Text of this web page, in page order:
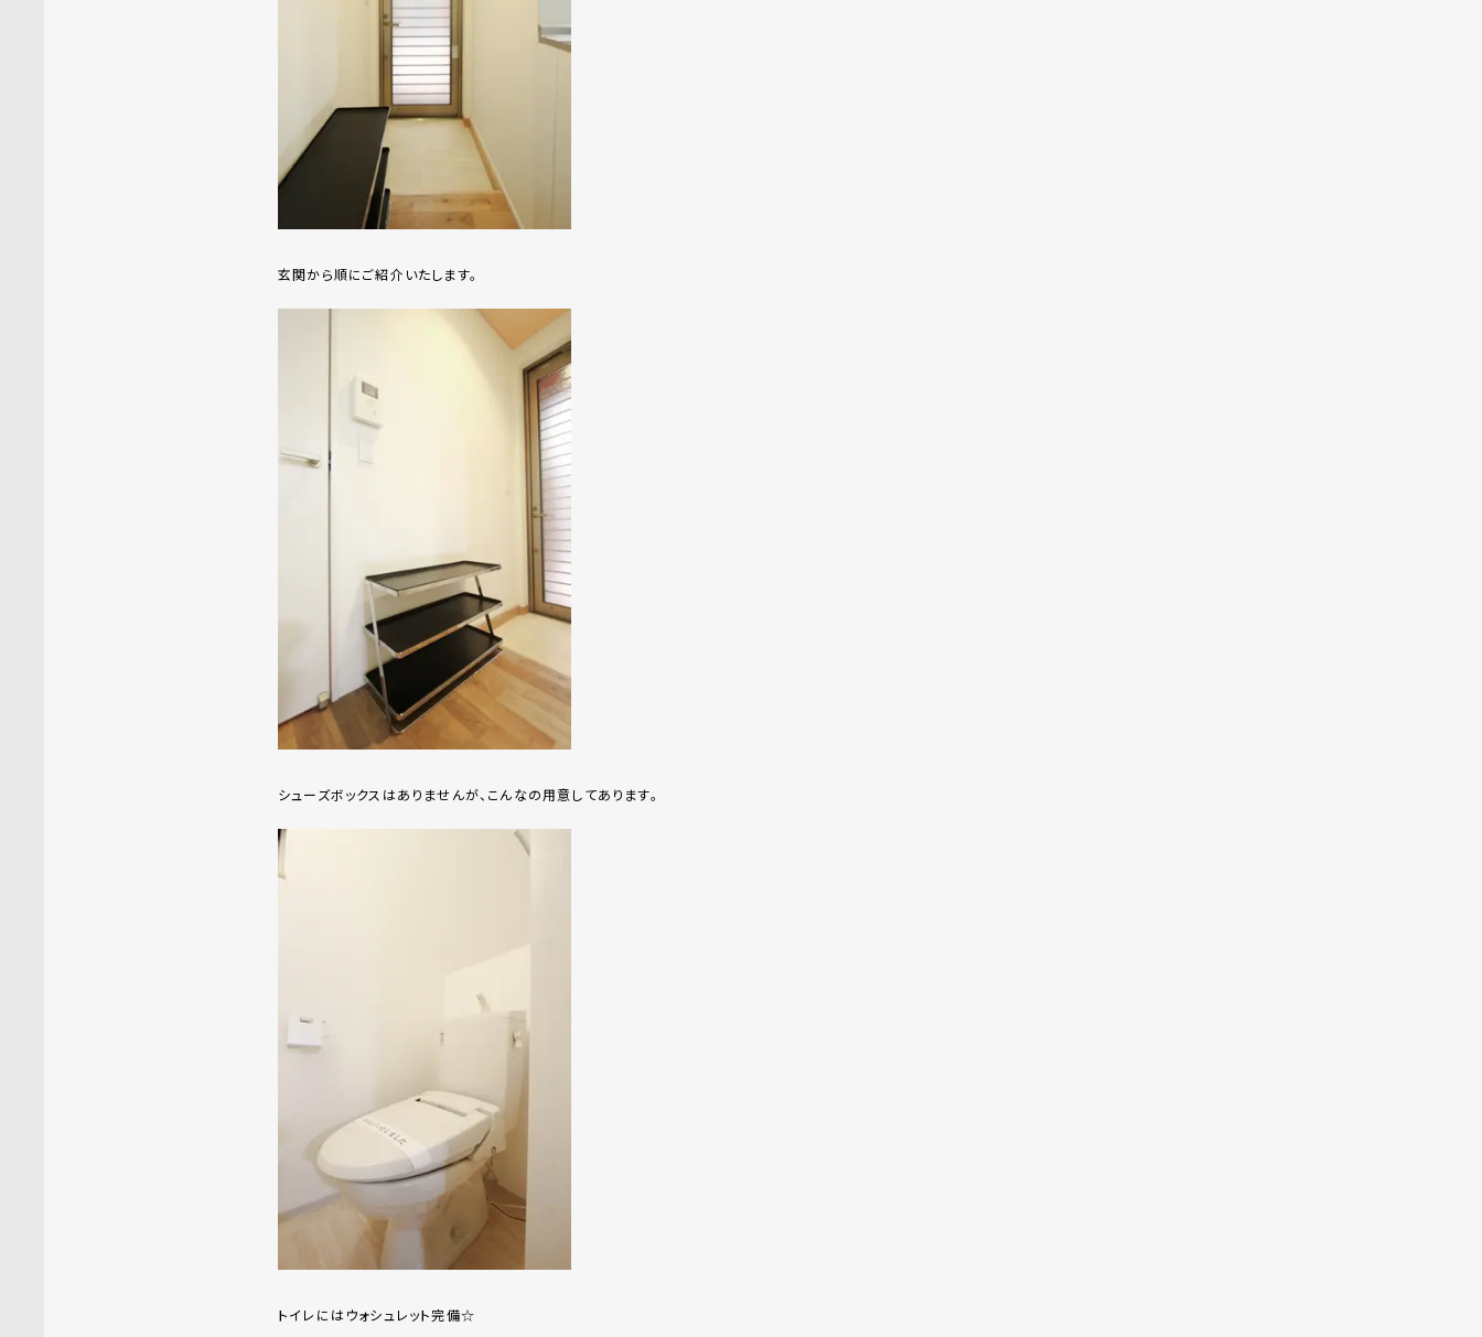
玄関から順にご紹介いたします。
シューズボックスはありませんが、こんなの用意してあります。
トイレにはウォシュレット完備☆